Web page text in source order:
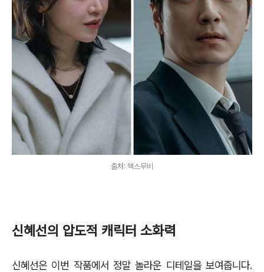
출처: 맥스무비
신혜선의 압도적 캐릭터 소화력
신혜선은 이번 작품에서 정말 놀라운 디테일을 보여줍니다.